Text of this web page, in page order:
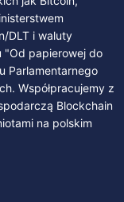
DLT i waluty
"Od papierowej do
Parlamentarnego
Współpracujemy z
Blockchain
na polskim